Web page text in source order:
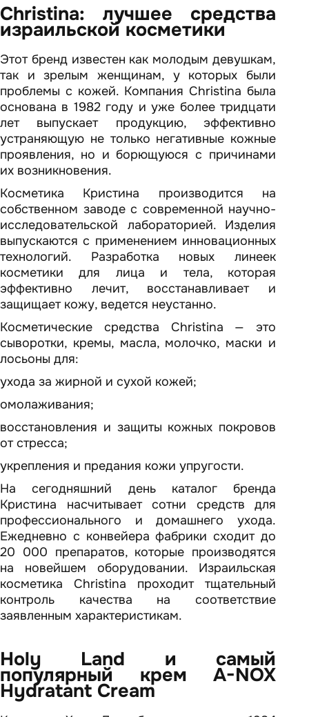
Christina: лучшее средства
израильской косметики
Этот бренд известен как молодым девушкам,
так и зрелым женщинам, у которых были
проблемы с кожей. Компания Christina была
основана в 1982 году и уже более тридцати
лет выпускает продукцию, эффективно
устраняющую не только негативные кожные
проявления, но и борющуюся с причинами
их возникновения.
Косметика Кристина производится на
собственном заводе с современной научно-
исследовательской лабораторией. Изделия
выпускаются с применением инновационных
технологий. Разработка новых линеек
косметики для лица и тела, которая
эффективно лечит, восстанавливает и
защищает кожу, ведется неустанно.
Косметические средства Christina — это
сыворотки, кремы, масла, молочко, маски и
лосьоны для:
ухода за жирной и сухой кожей;
омолаживания;
восстановления и защиты кожных покровов
от стресса;
укрепления и предания кожи упругости.
На сегодняшний день каталог бренда
Кристина насчитывает сотни средств для
профессионального и домашнего ухода.
Ежедневно с конвейера фабрики сходит до
20 000 препаратов, которые производятся
на новейшем оборудовании. Израильская
косметика Christina проходит тщательный
контроль качества на соответствие
заявленным характеристикам.
Holy Land и самый
популярный крем A-NOX
Hydratant Cream